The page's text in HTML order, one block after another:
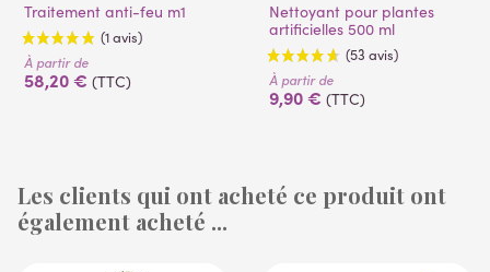
Traitement anti-feu m1
À partir de
58,20 € (TTC)
Nettoyant pour plantes
artificielles 500 ml
À partir de
9,90 € (TTC)
Les clients qui ont acheté ce produit ont
également acheté ...